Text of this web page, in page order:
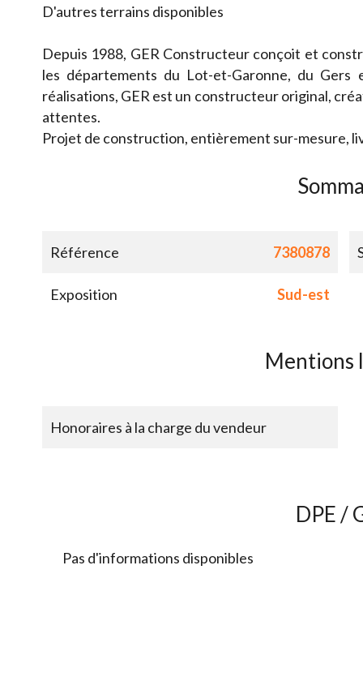
D'autres terrains disponibles
Depuis 1988, GER Constructeur conçoit et
les départements du Lot-et-Garonne, du
réalisations, GER est un constructeur original,
attentes.
Projet de construction, entièrement sur-mesure,
Référence 7380878
Exposition Sud-est
Mentions
Honoraires à la charge du vendeur
DPE /
Pas d'informations disponibles